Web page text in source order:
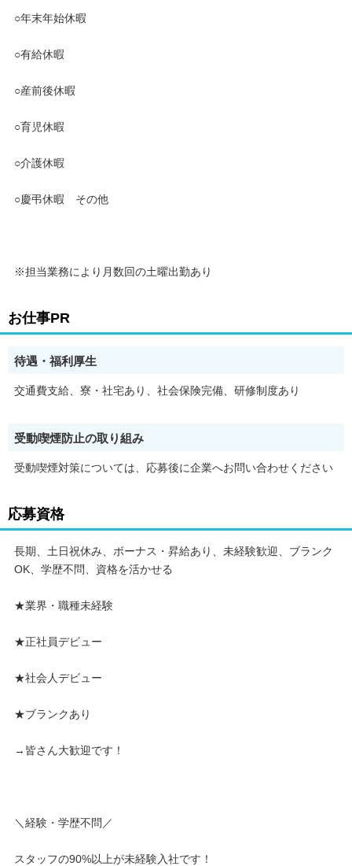
○年末年始休暇
○有給休暇
○産前後休暇
○育児休暇
○介護休暇
○慶弔休暇 その他
※担当業務により月数回の土曜出勤あり
お仕事PR
待遇・福利厚生
交通費支給、寮・社宅あり、社会保険完備、研修制度あり
受動喫煙防止の取り組み
受動喫煙対策については、応募後に企業へお問い合わせください
応募資格
長期、土日祝休み、ボーナス・昇給あり、未経験歓迎、ブランク
OK、学歴不問、資格を活かせる
★業界・職種未経験
★正社員デビュー
★社会人デビュー
★ブランクあり
→皆さん大歓迎です！
＼経験・学歴不問／
スタッフの90%以上が未経験入社です！